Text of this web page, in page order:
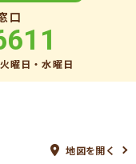
口
曜日・水曜日
地図を開く